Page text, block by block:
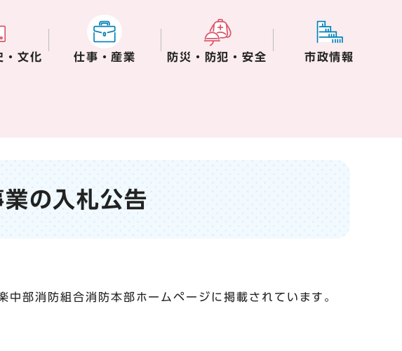
・文化 仕事・産業 防災・防犯・安全 市政情報
業の入札公告
部消防組合消防本部ホームページに掲載されています。